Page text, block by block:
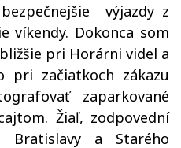
výjazdy z
víkendy. Dokonca som
pri Horárni videl a
pri začiatkoch zákazu
zaparkované
Žiaľ, zodpovední
Bratislavy a Starého